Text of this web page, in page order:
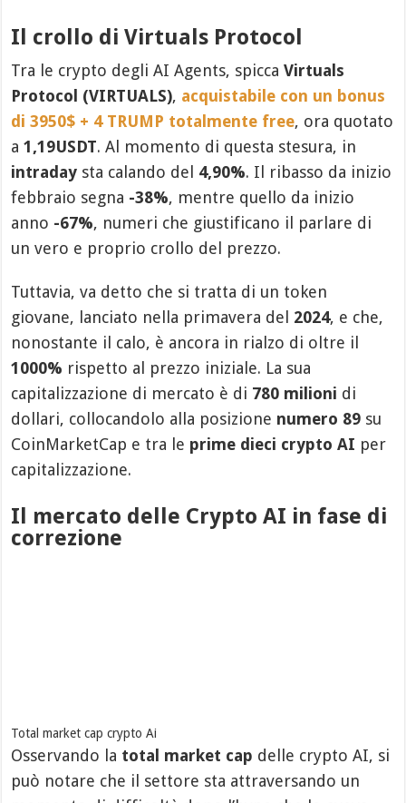
Il crollo di Virtuals Protocol
Tra le crypto degli AI Agents, spiccaVirtuals
Protocol (VIRTUALS), acquistabile con un bonus
di 3950$ + 4 TRUMP totalmente free, ora quotato
a1,19USDT. Al momento di questa stesura, in
intraday sta calando del 4,90%. Il ribasso da inizio
febbraio segna -38%, mentre quello da inizio
anno -67%, numeri che giustificano il parlare di
un vero e proprio crollo del prezzo.
Tuttavia, va detto che si tratta di un token
giovane, lanciato nella primavera del 2024, e che,
nonostante il calo, è ancora in rialzo di oltre il
1000% rispetto al prezzo iniziale. La sua
capitalizzazione di mercato è di 780 milioni di
dollari, collocandolo alla posizione numero 89 su
CoinMarketCap e tra le prime dieci crypto AI per
capitalizzazione.
Il mercato delle Crypto AI in fase di
correzione
Total market cap crypto Ai
Osservando la total market cap delle crypto AI, si
può notare che il settore sta attraversando un